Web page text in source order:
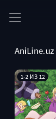
AniLine.uz
1-2 ИЗ 12